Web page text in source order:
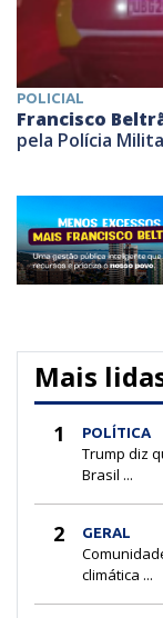
POLICIAL
Francisco
pela Polícia
Mais
1 POLÍTICA
Trump diz
Brasil ...
2 GERAL
climática ...